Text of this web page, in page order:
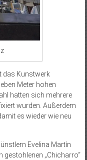
das Kunstwerk
Meter hohen
hatten sich mehrere
wurden. Außerdem
es wieder wie neu
Evelina Martín
„Chicharro“